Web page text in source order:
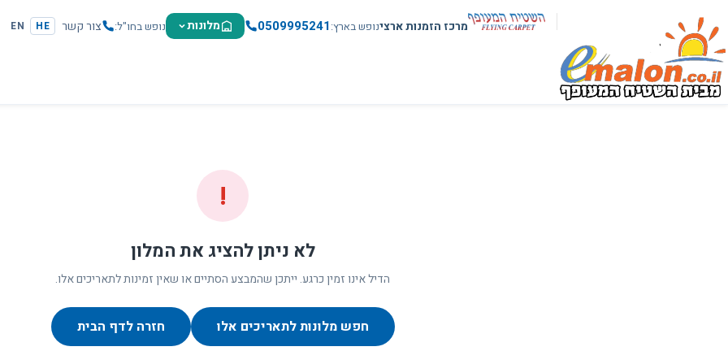
מרכז הזמנות ארצינופש בארץ 0509995241 מלונות נופש בחו"ל צור קשר HE
EN
!
לא ניתן להציג את המלון
הדיל אינו זמין כרגע. ייתכן שהמבצע הסתיים או שאין זמינות לתאריכים אלו.
חפש מלונות לתאריכים אלו חזרה לדף הבית